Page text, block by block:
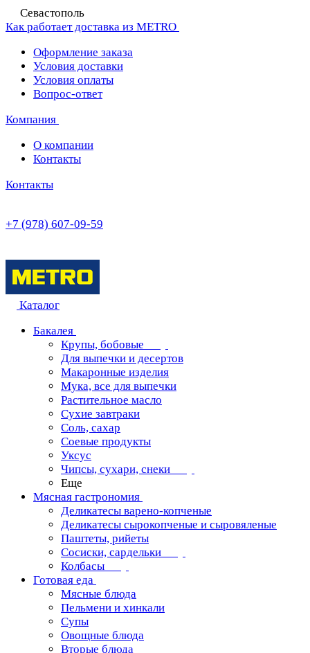
Севастополь
Как работает доставка из METRO
Оформление заказа
Условия доставки
Условия оплаты
Вопрос-ответ
Компания
О компании
Контакты
Контакты
+7 (978) 607-09-59
Каталог
Бакалея
Крупы, бобовые
Для выпечки и десертов
Макаронные изделия
Мука, все для выпечки
Растительное масло
Сухие завтраки
Соль, сахар
Соевые продукты
Уксус
Чипсы, сухари, снеки
Еще
Мясная гастрономия
Деликатесы варено-копченые
Деликатесы сырокопченые и сыровяленые
Паштеты, рийеты
Сосиски, сардельки
Колбасы
Готовая еда
Мясные блюда
Пельмени и хинкали
Супы
Овощные блюда
Вторые блюда